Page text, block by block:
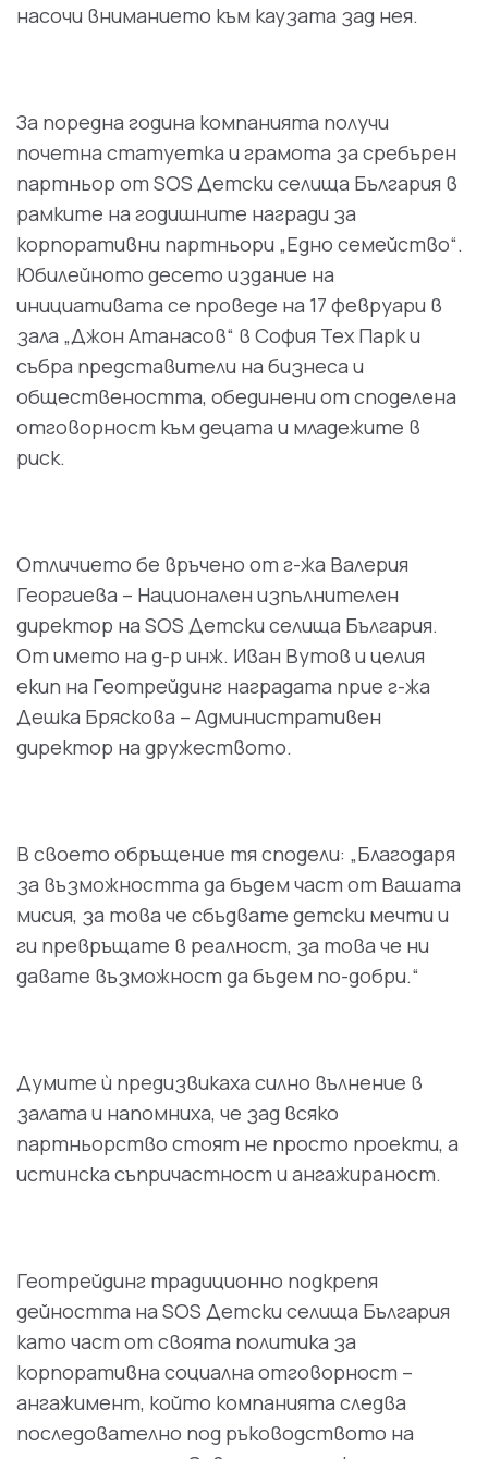
насочи вниманието към каузата зад нея.
За поредна година компанията получи
почетна статуетка и грамота за сребърен
партньор от SOS Детски селища България в
рамките на годишните награди за
корпоративни партньори „Едно семейство“.
Юбилейното десето издание на
инициативата се проведе на 17 февруари в
зала „Джон Атанасов“ в София Тех Парк и
събра представители на бизнеса и
обществеността, обединени от споделена
отговорност към децата и младежите в
риск.
Отличието бе връчено от г-жа Валерия
Георгиева – Национален изпълнителен
директор на SOS Детски селища България.
От името на д-р инж. Иван Вутов и целия
екип на Геотрейдинг наградата прие г-жа
Дешка Бряскова – Административен
директор на дружеството.
В своето обръщение тя сподели: „Благодаря
за възможността да бъдем част от Вашата
мисия, за това че сбъдвате детски мечти и
ги превръщате в реалност, за това че ни
давате възможност да бъдем по-добри.“
Думите ѝ предизвикаха силно вълнение в
залата и напомниха, че зад всяко
партньорство стоят не просто проекти, а
истинска съпричастност и ангажираност.
Геотрейдинг традиционно подкрепя
дейността на SOS Детски селища България
като част от своята политика за
корпоративна социална отговорност –
ангажимент, който компанията следва
последователно под ръководството на